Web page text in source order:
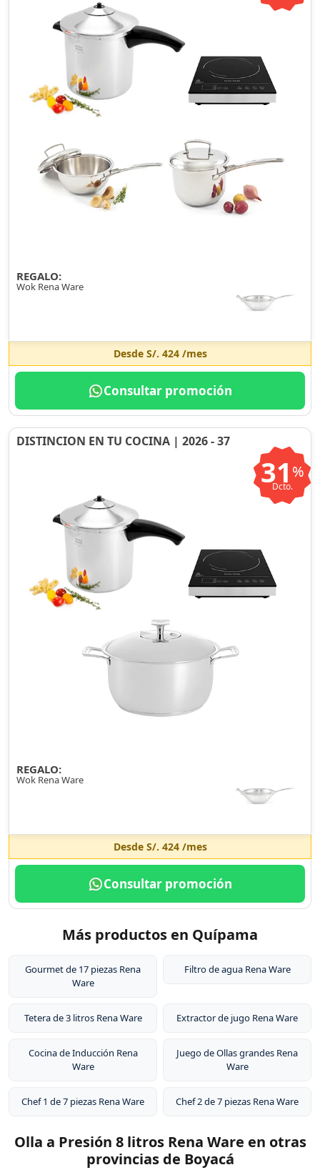
REGALO:
Wok Rena Ware
Desde S/. 424/mes
Consultar promoción
DISTINCION EN TU COCINA | 2026 - 37
31 %
Dcto.
REGALO:
Wok Rena Ware
Desde S/. 424/mes
Consultar promoción
Más productos en Quípama
Gourmet de 17 piezas Rena
Ware
Filtro de agua Rena Ware
Tetera de 3 litros Rena Ware Extractor de jugo Rena Ware
Cocina de Inducción Rena
Ware
Juego de Ollas grandes Rena
Ware
Chef 1 de 7 piezas Rena Ware Chef 2 de 7 piezas Rena Ware
Olla a Presión 8 litros Rena Ware en otras
provincias de Boyacá